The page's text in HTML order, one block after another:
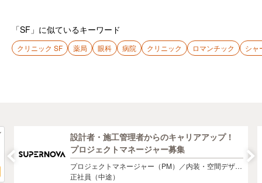
「SF」に似ているキーワード
クリニック SF 薬局 眼科 病院 クリニック ロマンチック シャ
設計者・施工管理者からのキャリアアップ！
プロジェクトマネージャー募集
プロジェクトマネージャー（PM）／内装・空間デザイ
ン
正社員（中途）